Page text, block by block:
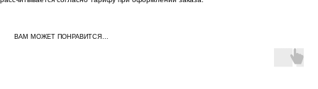
ВАМ МОЖЕТ ПОНРАВИТСЯ...